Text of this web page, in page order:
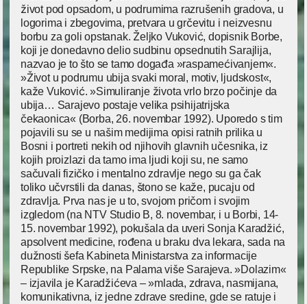
život pod opsadom, u podrumima razrušenih gradova, u
logorima i zbegovima, pretvara u grčevitu i neizvesnu
borbu za goli opstanak. Željko Vuković, dopisnik Borbe,
koji je donedavno delio sudbinu opsednutih Sarajlija,
nazvao je to što se tamo događa »raspamećivanjem«.
»Život u podrumu ubija svaki moral, motiv, ljudskost«,
kaže Vuković. »Simuliranje života vrlo brzo počinje da
ubija… Sarajevo postaje velika psihijatrijska
čekaonica« (Borba, 26. novembar 1992). Uporedo s tim
pojavili su se u našim medijima opisi ratnih prilika u
Bosni i portreti nekih od njihovih glavnih učesnika, iz
kojih proizlazi da tamo ima ljudi koji su, ne samo
sačuvali fizičko i mentalno zdravlje nego su ga čak
toliko učvrstili da danas, štono se kaže, pucaju od
zdravlja. Prva nas je u to, svojom pričom i svojim
izgledom (na NTV Studio B, 8. novembar, i u Borbi, 14-
15. novembar 1992), pokušala da uveri Sonja Karadžić,
apsolvent medicine, rođena u braku dva lekara, sada na
dužnosti šefa Kabineta Ministarstva za informacije
Republike Srpske, na Palama više Sarajeva. »Dolazim«
– izjavila je Karadžićeva – »mlada, zdrava, nasmijana,
komunikativna, iz jedne zdrave sredine, gde se ratuje i